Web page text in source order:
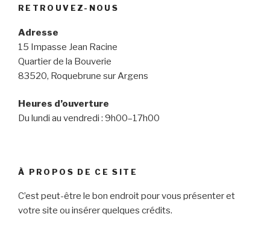
RETROUVEZ-NOUS
Adresse
15 Impasse Jean Racine
Quartier de la Bouverie
83520, Roquebrune sur Argens
Heures d’ouverture
Du lundi au vendredi : 9h00–17h00
À PROPOS DE CE SITE
C’est peut-être le bon endroit pour vous présenter et
votre site ou insérer quelques crédits.